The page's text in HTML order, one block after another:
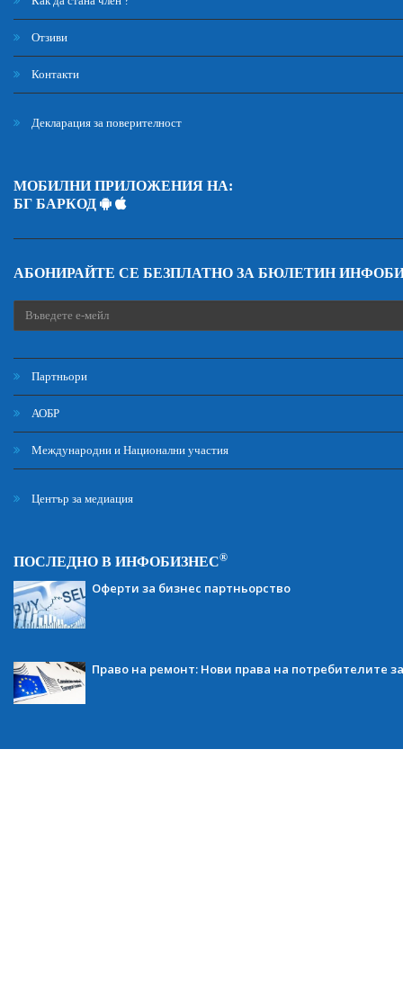
Отзиви
Контакти
Декларация за поверителност
МОБИЛНИ ПРИЛОЖЕНИЯ НА:
БГ БАРКОД
АБОНИРАЙТЕ СЕ БЕЗПЛАТНО ЗА БЮЛЕТИН
Партньори
АОБР
Международни и Национални участия
Център за медиация
ПОСЛЕДНО В ИНФОБИЗНЕС®
Оферти за бизнес партньорство
Право на ремонт: Нови права на потребителите